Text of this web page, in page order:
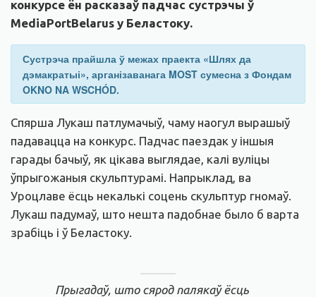
конкурсе ён расказаў падчас сустрэчы ў
MediaPortBelarus у Беластоку.
Сустрэча прайшла ў межах праекта «Шлях да
дэмакратыі», арганізаванага MOST сумесна з Фондам
OKNO NA WSCHÓD.
Спярша Лукаш патлумачыў, чаму наогул вырашыў
падавацца на конкурс. Падчас паездак у іншыя
гарады бачыў, як цікава выглядае, калі вуліцы
ўпрыгожаныя скульптурамі. Напрыклад, ва
Уроцлаве ёсць некалькі соцень скульптур гномаў.
Лукаш падумаў, што нешта падобнае было б варта
зрабіць і ў Беластоку.
Прыгадаў, што сярод палякаў ёсць